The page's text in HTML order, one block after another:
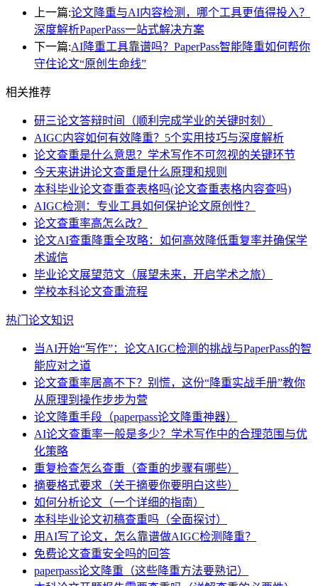
上一篇:论文降重与AI内容检测，哪个工具更值得投入？
深度解析PaperPass一站式解决方案
下一篇:AI降重工具靠谱吗？PaperPass智能降重如何帮你
守住论文“原创生命线”
相关推荐
研三论文答辩时间（顺利完成学业的关键时刻）
AIGC内容如何有效降重？5个实用技巧与深度解析
论文查重是什么意思？学术写作不可忽视的关键环节
今天来讲讲论文查重是什么原理和规则
本科毕业论文查重查表格吗(论文查重表格内容查吗)
AIGC检测：专业工具如何保护论文原创性？
论文查重率高怎么改？
论文AI查重降重全攻略：如何高效降低重复率并确保学
术诚信
毕业论文展望范文（展望未来，开启学术之旅）
学校本科论文查重流程
热门论文知识
当AI开始“写作”：论文AIGC检测的挑战与PaperPass的智
能应对之道
论文查重率居高不下？别慌，这份“降重实战手册”教你
从原理到操作步步为营
论文降重手段（paperpass论文降重神器）
AI论文查重率一般是多少？学术写作中的合理范围与优
化策略
重复检查怎么查重（查重的步骤有哪些）
摘要格式要求（关于摘要你要明白这些）
如何分析论文（一个详细的指南）
本科毕业论文初稿查重吗（全面探讨）
用AI写了论文，怎么靠谱做AIGC检测降重？
免费论文查重安全吗的回答
paperpass论文降重（这些降重方法要熟记）